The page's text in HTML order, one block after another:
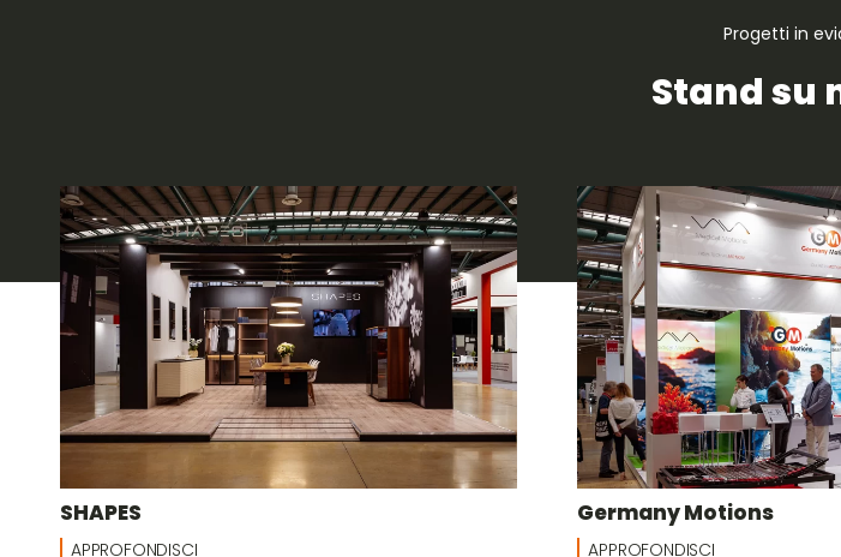
Progetti in
Stand su
SHAPES
APPROFONDISCI
Germany Motions
APPROFONDISCI